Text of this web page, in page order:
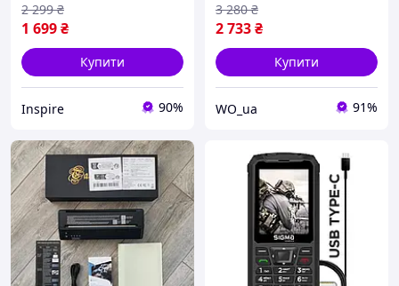
1 699₴
2 299 ₴
Купити
Inspire 90%
2 733₴
3 280 ₴
Купити
WO_ua 91%